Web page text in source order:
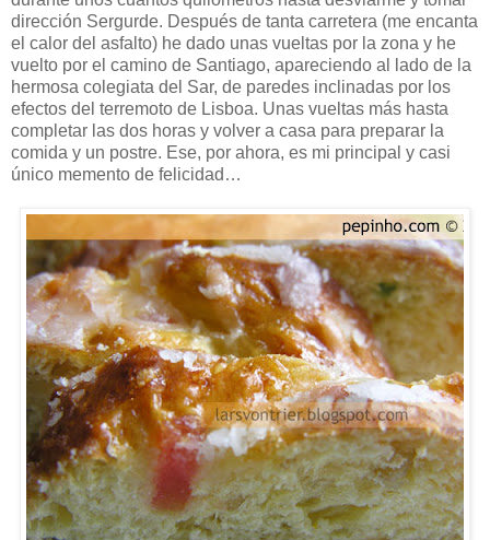
dirección Sergurde. Después de tanta carretera (me encanta
el calor del asfalto) he dado unas vueltas por la zona y he
vuelto por el camino de Santiago, apareciendo al lado de la
hermosa colegiata del Sar, de paredes inclinadas por los
efectos del terremoto de Lisboa. Unas vueltas más hasta
completar las dos horas y volver a casa para preparar la
comida y un postre. Ese, por ahora, es mi principal y casi
único memento de felicidad…